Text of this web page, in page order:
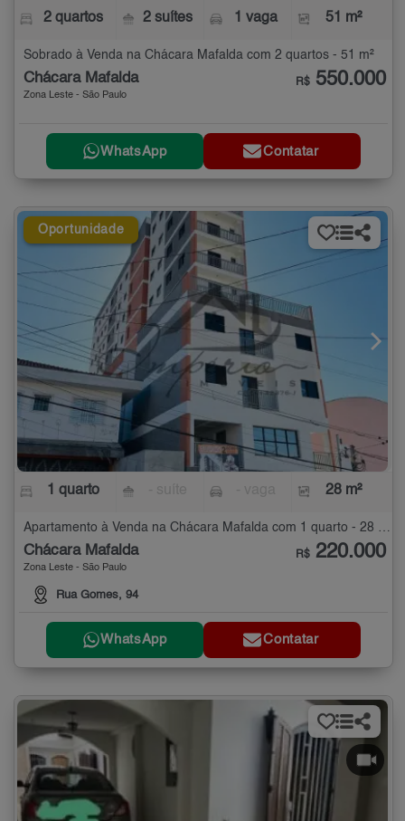
2 quartos 2 suítes 1 vaga 51 m²
Sobrado à Venda na Chácara Mafalda com 2 quartos - 51 m²
Chácara Mafalda
Zona Leste - São Paulo
R$ 550.000
WhatsApp Contatar
Oportunidade
1 quarto 28 m²
Apartamento à Venda na Chácara Mafalda com 1 quarto - 28 m²
Chácara Mafalda
Zona Leste - São Paulo
Rua Gomes, 94
R$ 220.000
WhatsApp Contatar